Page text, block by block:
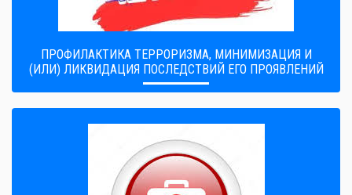
ПРОФИЛАКТИКА ТЕРРОРИЗМА, МИНИМИЗАЦИЯ И
(ИЛИ) ЛИКВИДАЦИЯ ПОСЛЕДСТВИЙ ЕГО ПРОЯВЛЕНИЙ